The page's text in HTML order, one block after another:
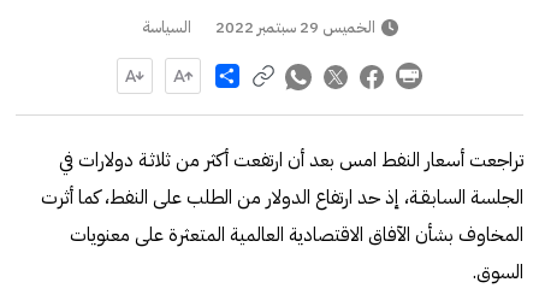
الخميس 29 سبتمبر 2022 السياسة
Share
تراجعت أسعار النفط امس بعد أن ارتفعت أكثر من ثلاثـة دولارات في
الجلسة السابـقـة، إذ حد ارتفاع الدولار من الطلب على النفط، كما أثرت
المخاوف بشأن الآفاق الاقتصادية العالمية المتعثرة على معنويات
السوق.